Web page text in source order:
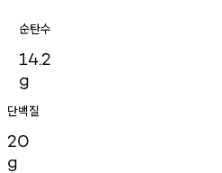
순탄수
14.2
g
단백질
20
g